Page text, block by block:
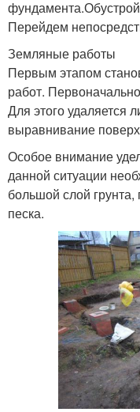
Перейдем
Земляные работы
Первым этапом
работ.
Для этого удаляется
выравнивание
Особое внимание
данной ситуации
большой слой грунта,
песка.